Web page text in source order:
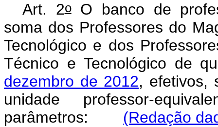
Art. 2oO banco de
soma dos Professores do
Tecnológico e dos
Técnico e Tecnológico de
dezembro de 2012, efetivos,
unidade professor-
parâmetros:
(Redação